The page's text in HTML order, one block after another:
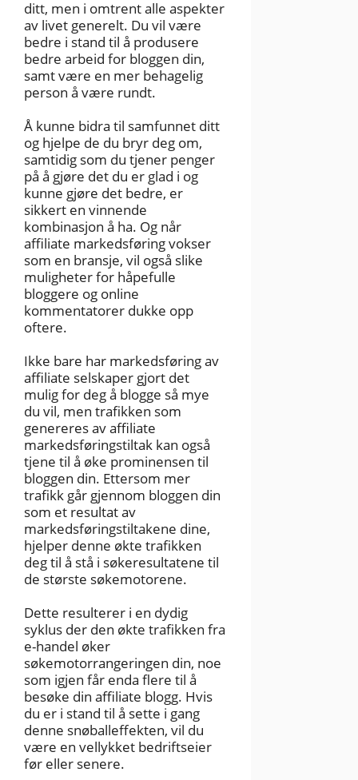
ditt, men i omtrent alle aspekter
av livet generelt. Du vil være
bedre i stand til å produsere
bedre arbeid for bloggen din,
samt være en mer behagelig
person å være rundt.
Å kunne bidra til samfunnet ditt
og hjelpe de du bryr deg om,
samtidig som du tjener penger
på å gjøre det du er glad i og
kunne gjøre det bedre, er
sikkert en vinnende
kombinasjon å ha. Og når
affiliate markedsføring vokser
som en bransje, vil også slike
muligheter for håpefulle
bloggere og online
kommentatorer dukke opp
oftere.
Ikke bare har markedsføring av
affiliate selskaper gjort det
mulig for deg å blogge så mye
du vil, men trafikken som
genereres av affiliate
markedsføringstiltak kan også
tjene til å øke prominensen til
bloggen din. Ettersom mer
trafikk går gjennom bloggen din
som et resultat av
markedsføringstiltakene dine,
hjelper denne økte trafikken
deg til å stå i søkeresultatene til
de største søkemotorene.
Dette resulterer i en dydig
syklus der den økte trafikken fra
e-handel øker
søkemotorrangeringen din, noe
som igjen får enda flere til å
besøke din affiliate blogg. Hvis
du er i stand til å sette i gang
denne snøballeffekten, vil du
være en vellykket bedriftseier
før eller senere.